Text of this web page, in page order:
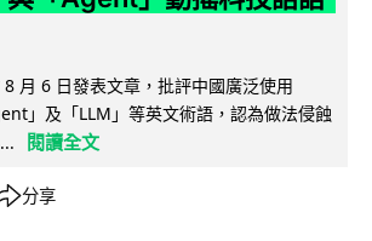
月 6 日發表文章，批評中國廣泛使用
」及「LLM」等英文術語，認為做法侵蝕
閱讀全文
分享